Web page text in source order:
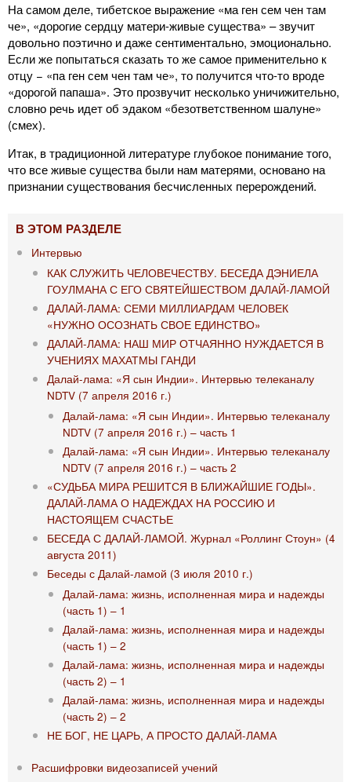
На самом деле, тибетское выражение «ма ген сем чен там
че», «дорогие сердцу матери-живые существа» – звучит
довольно поэтично и даже сентиментально, эмоционально.
Если же попытаться сказать то же самое применительно к
отцу − «па ген сем чен там че», то получится что-то вроде
«дорогой папаша». Это прозвучит несколько уничижительно,
словно речь идет об эдаком «безответственном шалуне»
(смех).
Итак, в традиционной литературе глубокое понимание того,
что все живые существа были нам матерями, основано на
признании существования бесчисленных перерождений.
В ЭТОМ РАЗДЕЛЕ
Интервью
КАК СЛУЖИТЬ ЧЕЛОВЕЧЕСТВУ. БЕСЕДА ДЭНИЕЛА
ГОУЛМАНА С ЕГО СВЯТЕЙШЕСТВОМ ДАЛАЙ-ЛАМОЙ
ДАЛАЙ-ЛАМА: СЕМИ МИЛЛИАРДАМ ЧЕЛОВЕК
«НУЖНО ОСОЗНАТЬ СВОЕ ЕДИНСТВО»
ДАЛАЙ-ЛАМА: НАШ МИР ОТЧАЯННО НУЖДАЕТСЯ В
УЧЕНИЯХ МАХАТМЫ ГАНДИ
Далай-лама: «Я сын Индии». Интервью телеканалу
NDTV (7 апреля 2016 г.)
Далай-лама: «Я сын Индии». Интервью телеканалу
NDTV (7 апреля 2016 г.) – часть 1
Далай-лама: «Я сын Индии». Интервью телеканалу
NDTV (7 апреля 2016 г.) – часть 2
«СУДЬБА МИРА РЕШИТСЯ В БЛИЖАЙШИЕ ГОДЫ».
ДАЛАЙ-ЛАМА О НАДЕЖДАХ НА РОССИЮ И
НАСТОЯЩЕМ СЧАСТЬЕ
БЕСЕДА С ДАЛАЙ-ЛАМОЙ. Журнал «Роллинг Стоун» (4
августа 2011)
Беседы с Далай-ламой (3 июля 2010 г.)
Далай-лама: жизнь, исполненная мира и надежды
(часть 1) – 1
Далай-лама: жизнь, исполненная мира и надежды
(часть 1) – 2
Далай-лама: жизнь, исполненная мира и надежды
(часть 2) – 1
Далай-лама: жизнь, исполненная мира и надежды
(часть 2) – 2
НЕ БОГ, НЕ ЦАРЬ, А ПРОСТО ДАЛАЙ-ЛАМА
Расшифровки видеозаписей учений